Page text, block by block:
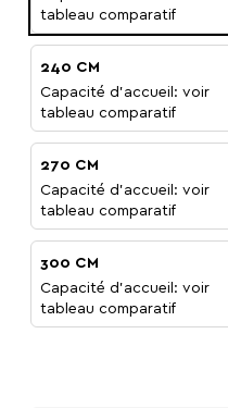
tableau comparatif
240 CM
Capacité d'accueil: voir
tableau comparatif
270 CM
Capacité d'accueil: voir
tableau comparatif
300 CM
Capacité d'accueil: voir
tableau comparatif